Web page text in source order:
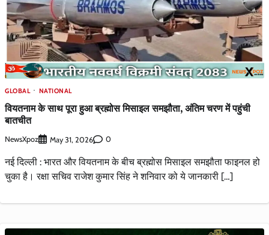
GLOBAL NATIONAL
वियतनाम के साथ पूरा हुआ ब्रह्मोस मिसाइल समझौता, अंतिम चरण में पहुंची
बातचीत
NewsXpoz May 31, 2026 0
नई दिल्ली : भारत और वियतनाम के बीच ब्रह्मोस मिसाइल समझौता फाइनल हो
चुका है। रक्षा सचिव राजेश कुमार सिंह ने शनिवार को ये जानकारी […]